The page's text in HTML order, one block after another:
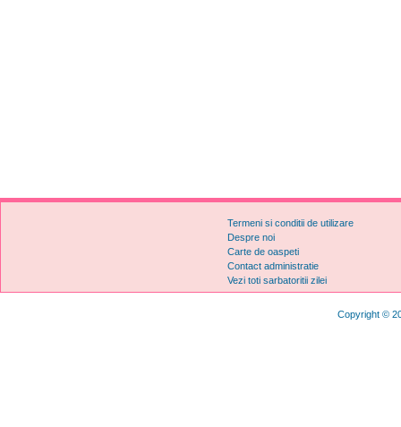
Termeni si conditii de utilizare
Despre noi
Carte de oaspeti
Contact administratie
Vezi toti sarbatoritii zilei
Copyright ©